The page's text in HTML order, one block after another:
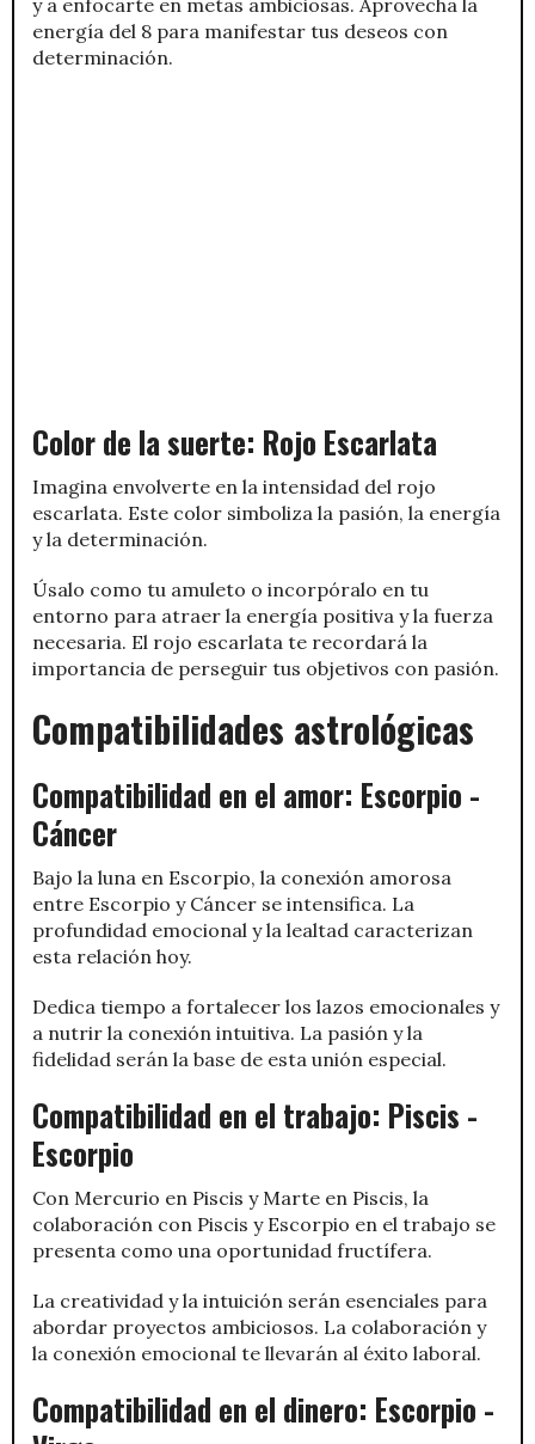
energía del 8 para manifestar tus deseos con
determinación.
Color de la suerte: Rojo Escarlata
Imagina envolverte en la intensidad del rojo
escarlata. Este color simboliza la pasión, la energía
y la determinación.
Úsalo como tu amuleto o incorpóralo en tu
entorno para atraer la energía positiva y la fuerza
necesaria. El rojo escarlata te recordará la
importancia de perseguir tus objetivos con pasión.
Compatibilidades astrológicas
Compatibilidad en el amor: Escorpio -
Cáncer
Bajo la luna en Escorpio, la conexión amorosa
entre Escorpio y Cáncer se intensifica. La
profundidad emocional y la lealtad caracterizan
esta relación hoy.
Dedica tiempo a fortalecer los lazos emocionales y
a nutrir la conexión intuitiva. La pasión y la
fidelidad serán la base de esta unión especial.
Compatibilidad en el trabajo: Piscis -
Escorpio
Con Mercurio en Piscis y Marte en Piscis, la
colaboración con Piscis y Escorpio en el trabajo se
presenta como una oportunidad fructífera.
La creatividad y la intuición serán esenciales para
abordar proyectos ambiciosos. La colaboración y
la conexión emocional te llevarán al éxito laboral.
Compatibilidad en el dinero: Escorpio -